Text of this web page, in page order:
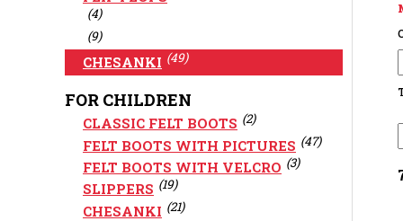
(4)
(9)
CHESANKI (49)
FOR CHILDREN
CLASSIC FELT BOOTS (2)
FELT BOOTS WITH PICTURES (47)
FELT BOOTS WITH VELCRO (3)
SLIPPERS (19)
CHESANKI (21)